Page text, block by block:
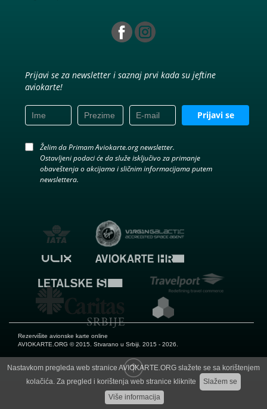
Prijavi se za newsletter i saznaj prvi kada su jeftine
aviokarte!
Prijavi se
Želim da Primam Aviokarte.org newsletter.
Ostavljeni podaci će da služe isključivo za primanje
obaveštenja o akcijama i sličnim informacijama putem
newslettera.
Rezervišite avionske karte online
AVIOKARTE.ORG © 2015. Stvarano u Srbiji. 2015 - 2026.
Nastavkom pregleda web stranice AVIOKARTE.ORG slažete se sa korištenjem
kolačića. Za pregled i korištenja web stranice kliknite
Slažem se
Više informacija